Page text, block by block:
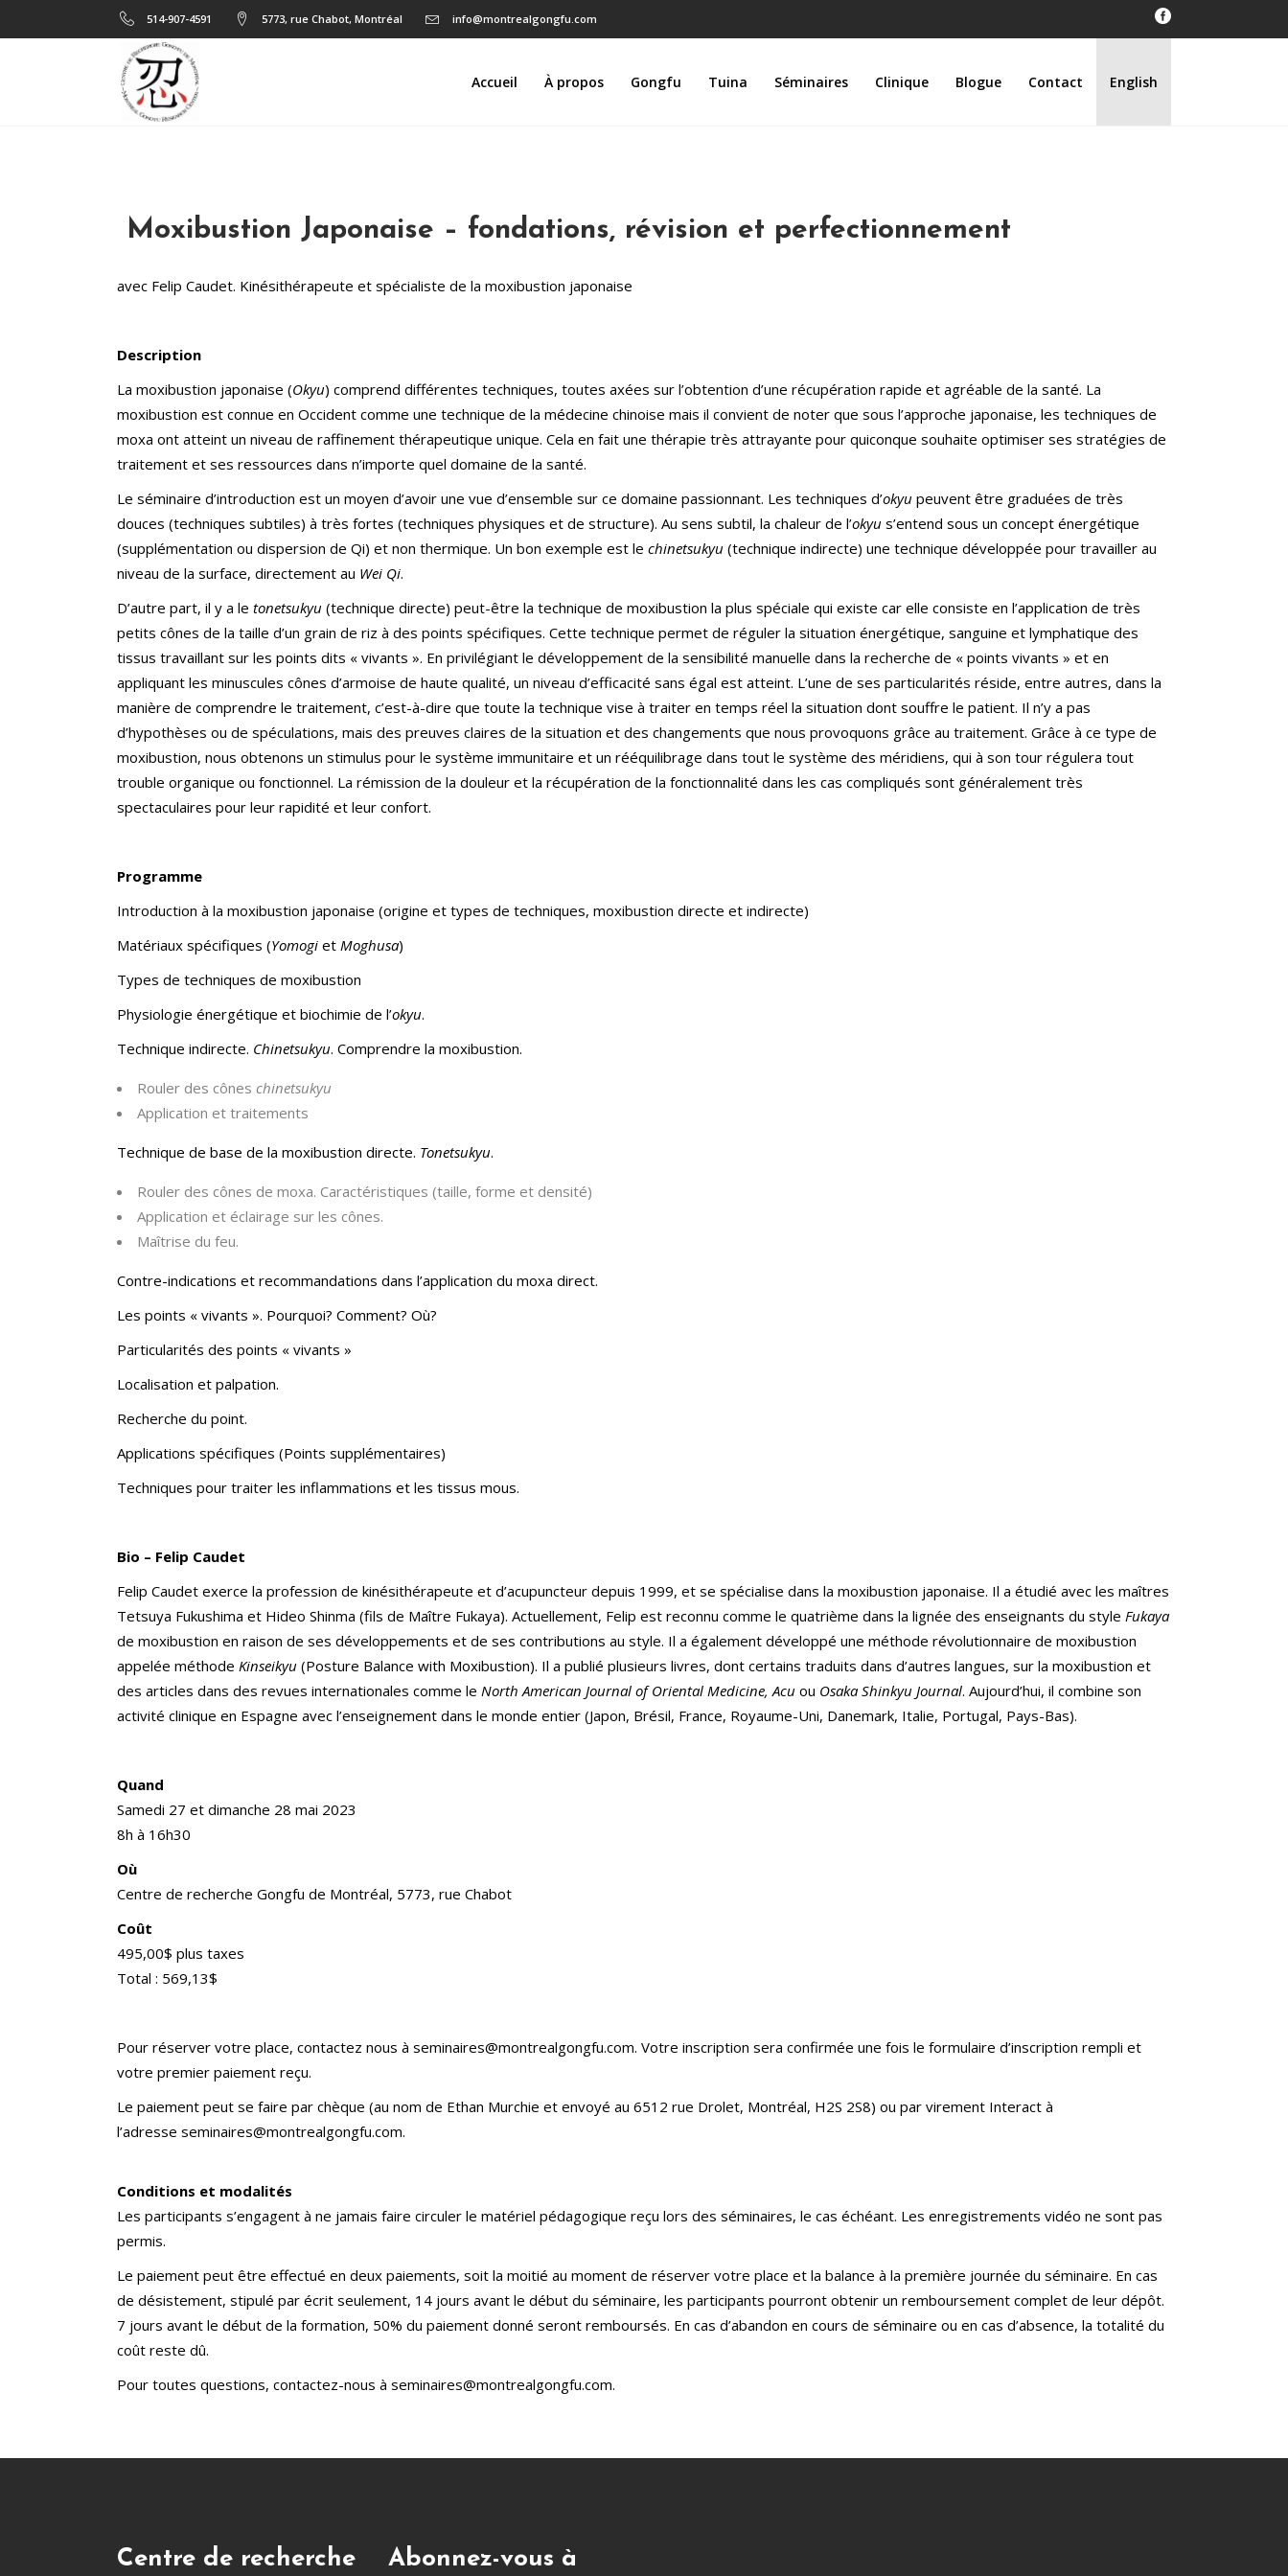
514-907-4591 5773, rue Chabot, Montréal info@montrealgongfu.com
Accueil À propos Gongfu Tuina Séminaires Clinique Blogue Contact English
Moxibustion Japonaise – fondations, révision et perfectionnement
avec Felip Caudet. Kinésithérapeute et spécialiste de la moxibustion japonaise
Description
La moxibustion japonaise (Okyu) comprend différentes techniques, toutes axées sur l’obtention d’une récupération rapide et agréable de la santé. La
moxibustion est connue en Occident comme une technique de la médecine chinoise mais il convient de noter que sous l’approche japonaise, les techniques de
moxa ont atteint un niveau de raffinement thérapeutique unique. Cela en fait une thérapie très attrayante pour quiconque souhaite optimiser ses stratégies de
traitement et ses ressources dans n’importe quel domaine de la santé.
Le séminaire d’introduction est un moyen d’avoir une vue d’ensemble sur ce domaine passionnant. Les techniques d’okyu peuvent être graduées de très
douces (techniques subtiles) à très fortes (techniques physiques et de structure). Au sens subtil, la chaleur de l’okyu s’entend sous un concept énergétique
(supplémentation ou dispersion de Qi) et non thermique. Un bon exemple est le chinetsukyu (technique indirecte) une technique développée pour travailler au
niveau de la surface, directement au Wei Qi.
D’autre part, il y a le tonetsukyu (technique directe) peut-être la technique de moxibustion la plus spéciale qui existe car elle consiste en l’application de très
petits cônes de la taille d’un grain de riz à des points spécifiques. Cette technique permet de réguler la situation énergétique, sanguine et lymphatique des
tissus travaillant sur les points dits « vivants ». En privilégiant le développement de la sensibilité manuelle dans la recherche de « points vivants » et en
appliquant les minuscules cônes d’armoise de haute qualité, un niveau d’efficacité sans égal est atteint. L’une de ses particularités réside, entre autres, dans la
manière de comprendre le traitement, c’est-à-dire que toute la technique vise à traiter en temps réel la situation dont souffre le patient. Il n’y a pas
d’hypothèses ou de spéculations, mais des preuves claires de la situation et des changements que nous provoquons grâce au traitement. Grâce à ce type de
moxibustion, nous obtenons un stimulus pour le système immunitaire et un rééquilibrage dans tout le système des méridiens, qui à son tour régulera tout
trouble organique ou fonctionnel. La rémission de la douleur et la récupération de la fonctionnalité dans les cas compliqués sont généralement très
spectaculaires pour leur rapidité et leur confort.
Programme
Introduction à la moxibustion japonaise (origine et types de techniques, moxibustion directe et indirecte)
Matériaux spécifiques (Yomogi et Moghusa)
Types de techniques de moxibustion
Physiologie énergétique et biochimie de l’okyu.
Technique indirecte. Chinetsukyu. Comprendre la moxibustion.
Rouler des cônes chinetsukyu
Application et traitements
Technique de base de la moxibustion directe. Tonetsukyu.
Rouler des cônes de moxa. Caractéristiques (taille, forme et densité)
Application et éclairage sur les cônes.
Maîtrise du feu.
Contre-indications et recommandations dans l’application du moxa direct.
Les points « vivants ». Pourquoi? Comment? Où?
Particularités des points « vivants »
Localisation et palpation.
Recherche du point.
Applications spécifiques (Points supplémentaires)
Techniques pour traiter les inflammations et les tissus mous.
Bio – Felip Caudet
Felip Caudet exerce la profession de kinésithérapeute et d’acupuncteur depuis 1999, et se spécialise dans la moxibustion japonaise. Il a étudié avec les maîtres
Tetsuya Fukushima et Hideo Shinma (fils de Maître Fukaya). Actuellement, Felip est reconnu comme le quatrième dans la lignée des enseignants du style Fukaya
de moxibustion en raison de ses développements et de ses contributions au style. Il a également développé une méthode révolutionnaire de moxibustion
appelée méthode Kinseikyu (Posture Balance with Moxibustion). Il a publié plusieurs livres, dont certains traduits dans d’autres langues, sur la moxibustion et
des articles dans des revues internationales comme le North American Journal of Oriental Medicine, Acu ou Osaka Shinkyu Journal. Aujourd’hui, il combine son
activité clinique en Espagne avec l’enseignement dans le monde entier (Japon, Brésil, France, Royaume-Uni, Danemark, Italie, Portugal, Pays-Bas).
Quand
Samedi 27 et dimanche 28 mai 2023
8h à 16h30
Où
Centre de recherche Gongfu de Montréal, 5773, rue Chabot
Coût
495,00$ plus taxes
Total : 569,13$
Pour réserver votre place, contactez nous à seminaires@montrealgongfu.com. Votre inscription sera confirmée une fois le formulaire d’inscription rempli et
votre premier paiement reçu.
Le paiement peut se faire par chèque (au nom de Ethan Murchie et envoyé au 6512 rue Drolet, Montréal, H2S 2S8) ou par virement Interact à
l’adresse seminaires@montrealgongfu.com.
Conditions et modalités
Les participants s’engagent à ne jamais faire circuler le matériel pédagogique reçu lors des séminaires, le cas échéant. Les enregistrements vidéo ne sont pas
permis.
Le paiement peut être effectué en deux paiements, soit la moitié au moment de réserver votre place et la balance à la première journée du séminaire. En cas
de désistement, stipulé par écrit seulement, 14 jours avant le début du séminaire, les participants pourront obtenir un remboursement complet de leur dépôt.
7 jours avant le début de la formation, 50% du paiement donné seront remboursés. En cas d’abandon en cours de séminaire ou en cas d’absence, la totalité du
coût reste dû.
Pour toutes questions, contactez-nous à seminaires@montrealgongfu.com.
Centre de recherche
Abonnez-vous à